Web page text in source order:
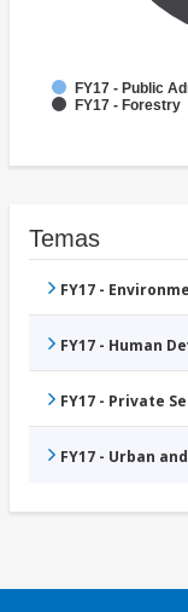
FY17 - Public
FY17 - Forestry
Temas
FY17 -
FY17 - Human
FY17 - Private
FY17 - Urban